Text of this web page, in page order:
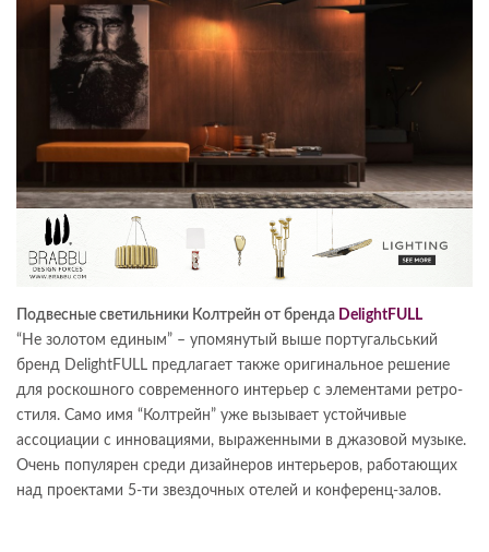
Подвесные светильники Колтрейн от бренда DelightFULL
“Не золотом единым” – упомянутый выше португальський
бренд DelightFULL предлагает также оригинальное решение
для роскошного современного интерьер с элементами ретро-
стиля. Само имя “Колтрейн” уже вызывает устойчивые
ассоциации с инновациями, выраженными в джазовой музыке.
Очень популярен среди дизайнеров интерьеров, работающих
над проектами 5-ти звездочных отелей и конференц-залов.